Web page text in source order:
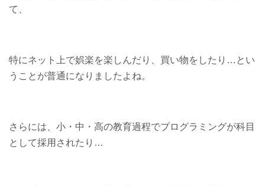
て、
特にネット上で娯楽を楽しんだり、買い物をしたり…とい
うことが普通になりましたよね。
さらには、小・中・高の教育過程でプログラミングが科目
として採用されたり…